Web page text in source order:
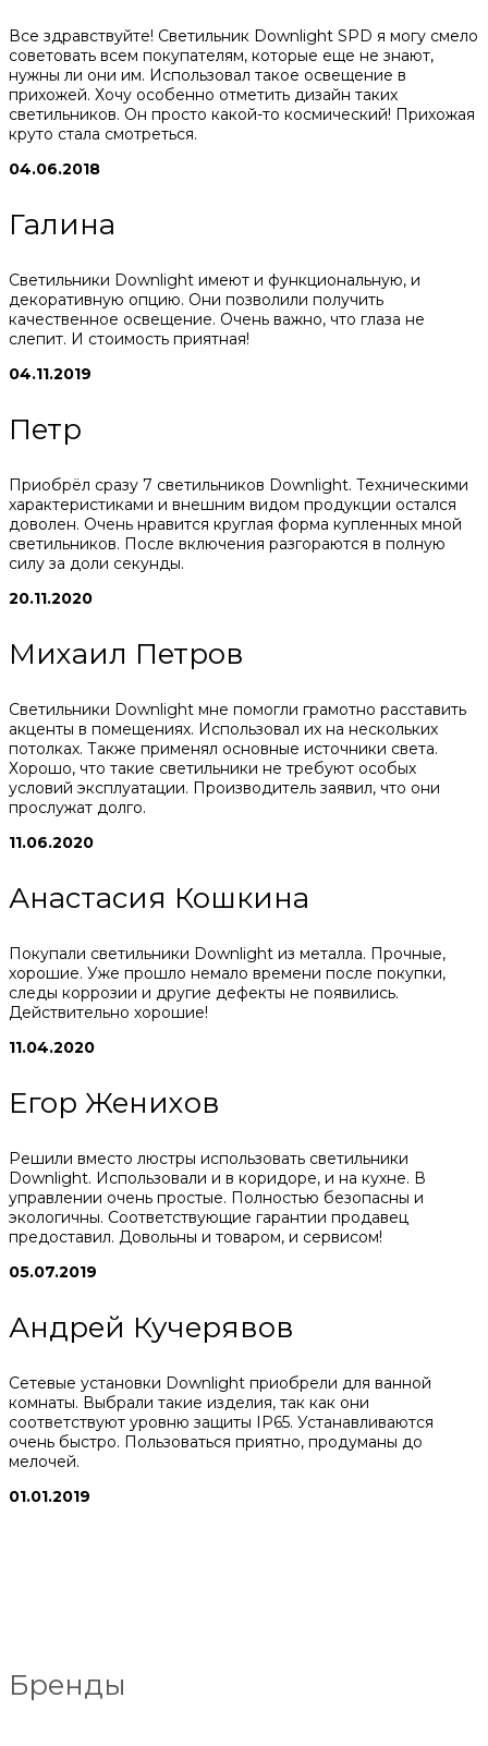
Все здравствуйте! Светильник Downlight SPD я могу смело
советовать всем покупателям, которые еще не знают,
нужны ли они им. Использовал такое освещение в
прихожей. Хочу особенно отметить дизайн таких
светильников. Он просто какой-то космический! Прихожая
круто стала смотреться.
04.06.2018
Галина
Светильники Downlight имеют и функциональную, и
декоративную опцию. Они позволили получить
качественное освещение. Очень важно, что глаза не
слепит. И стоимость приятная!
04.11.2019
Петр
Приобрёл сразу 7 светильников Downlight. Техническими
характеристиками и внешним видом продукции остался
доволен. Очень нравится круглая форма купленных мной
светильников. После включения разгораются в полную
силу за доли секунды.
20.11.2020
Михаил Петров
Светильники Downlight мне помогли грамотно расставить
акценты в помещениях. Использовал их на нескольких
потолках. Также применял основные источники света.
Хорошо, что такие светильники не требуют особых
условий эксплуатации. Производитель заявил, что они
прослужат долго.
11.06.2020
Анастасия Кошкина
Покупали светильники Downlight из металла. Прочные,
хорошие. Уже прошло немало времени после покупки,
следы коррозии и другие дефекты не появились.
Действительно хорошие!
11.04.2020
Егор Женихов
Решили вместо люстры использовать светильники
Downlight. Использовали и в коридоре, и на кухне. В
управлении очень простые. Полностью безопасны и
экологичны. Соответствующие гарантии продавец
предоставил. Довольны и товаром, и сервисом!
05.07.2019
Андрей Кучерявов
Сетевые установки Downlight приобрели для ванной
комнаты. Выбрали такие изделия, так как они
соответствуют уровню защиты IP65. Устанавливаются
очень быстро. Пользоваться приятно, продуманы до
мелочей.
01.01.2019
Бренды